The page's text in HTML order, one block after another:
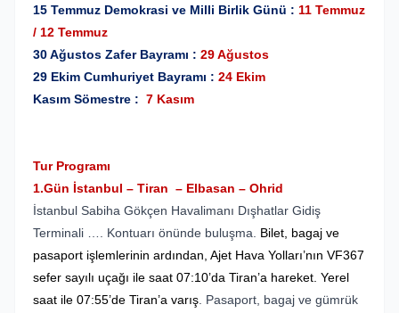
15 Temmuz Demokrasi ve Milli Birlik Günü : 11 Temmuz
/ 12 Temmuz
30 Ağustos Zafer Bayramı : 29 Ağustos
29 Ekim Cumhuriyet Bayramı : 24 Ekim
Kasım Sömestre : 7 Kasım
Tur Programı
1.Gün İstanbul – Tiran – Elbasan – Ohrid
İstanbul Sabiha Gökçen Havalimanı Dışhatlar Gidiş
Terminali …. Kontuarı önünde buluşma. Bilet, bagaj ve
pasaport işlemlerinin ardından, Ajet Hava Yolları’nın VF367
sefer sayılı uçağı ile saat 07:10’da Tiran’a hareket. Yerel
saat ile 07:55’de Tiran’a varış . Pasaport, bagaj ve gümrük